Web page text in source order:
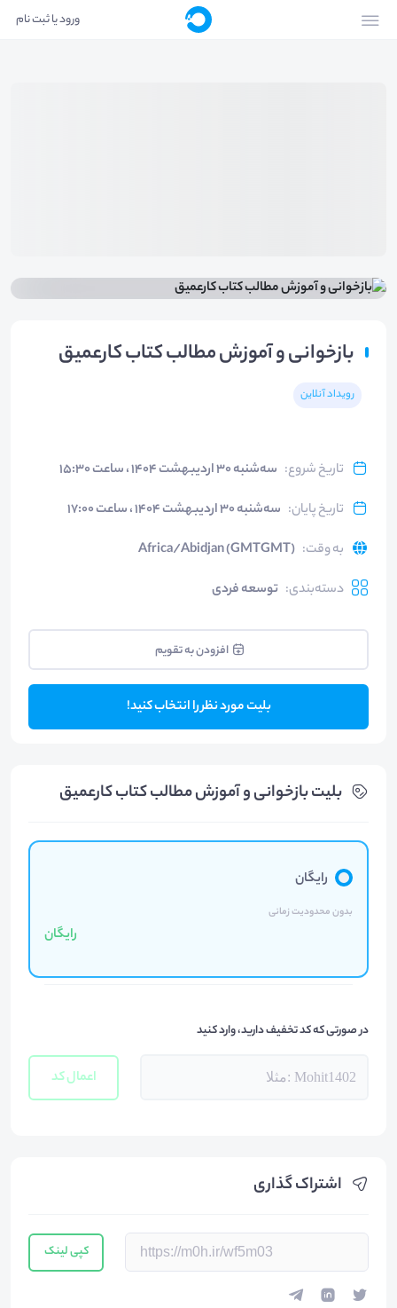
ورود یا ثبت نام
بازخوانی و آموزش مطالب کتاب کارعمیق
رویداد آنلاین
تاریخ شروع: سه‌شنبه ۳۰ اردیبهشت ۱۴۰۴ ، ساعت ۱۵:۳۰
تاریخ پایان: سه‌شنبه ۳۰ اردیبهشت ۱۴۰۴ ، ساعت ۱۷:۰۰
به وقت:
Africa/Abidjan (GMTGMT)
دسته‌بندی: توسعه فردی
افزودن به تقویم
بلیت مورد نظر را انتخاب کنید!
اشتراک گذاری
کپی لینک
بلیت‌ بازخوانی و آموزش مطالب کتاب کارعمیق
رایگان
بدون محدودیت زمانی
رایگان
در صورتی که کد تخفیف دارید، وارد کنید
اعمال کد